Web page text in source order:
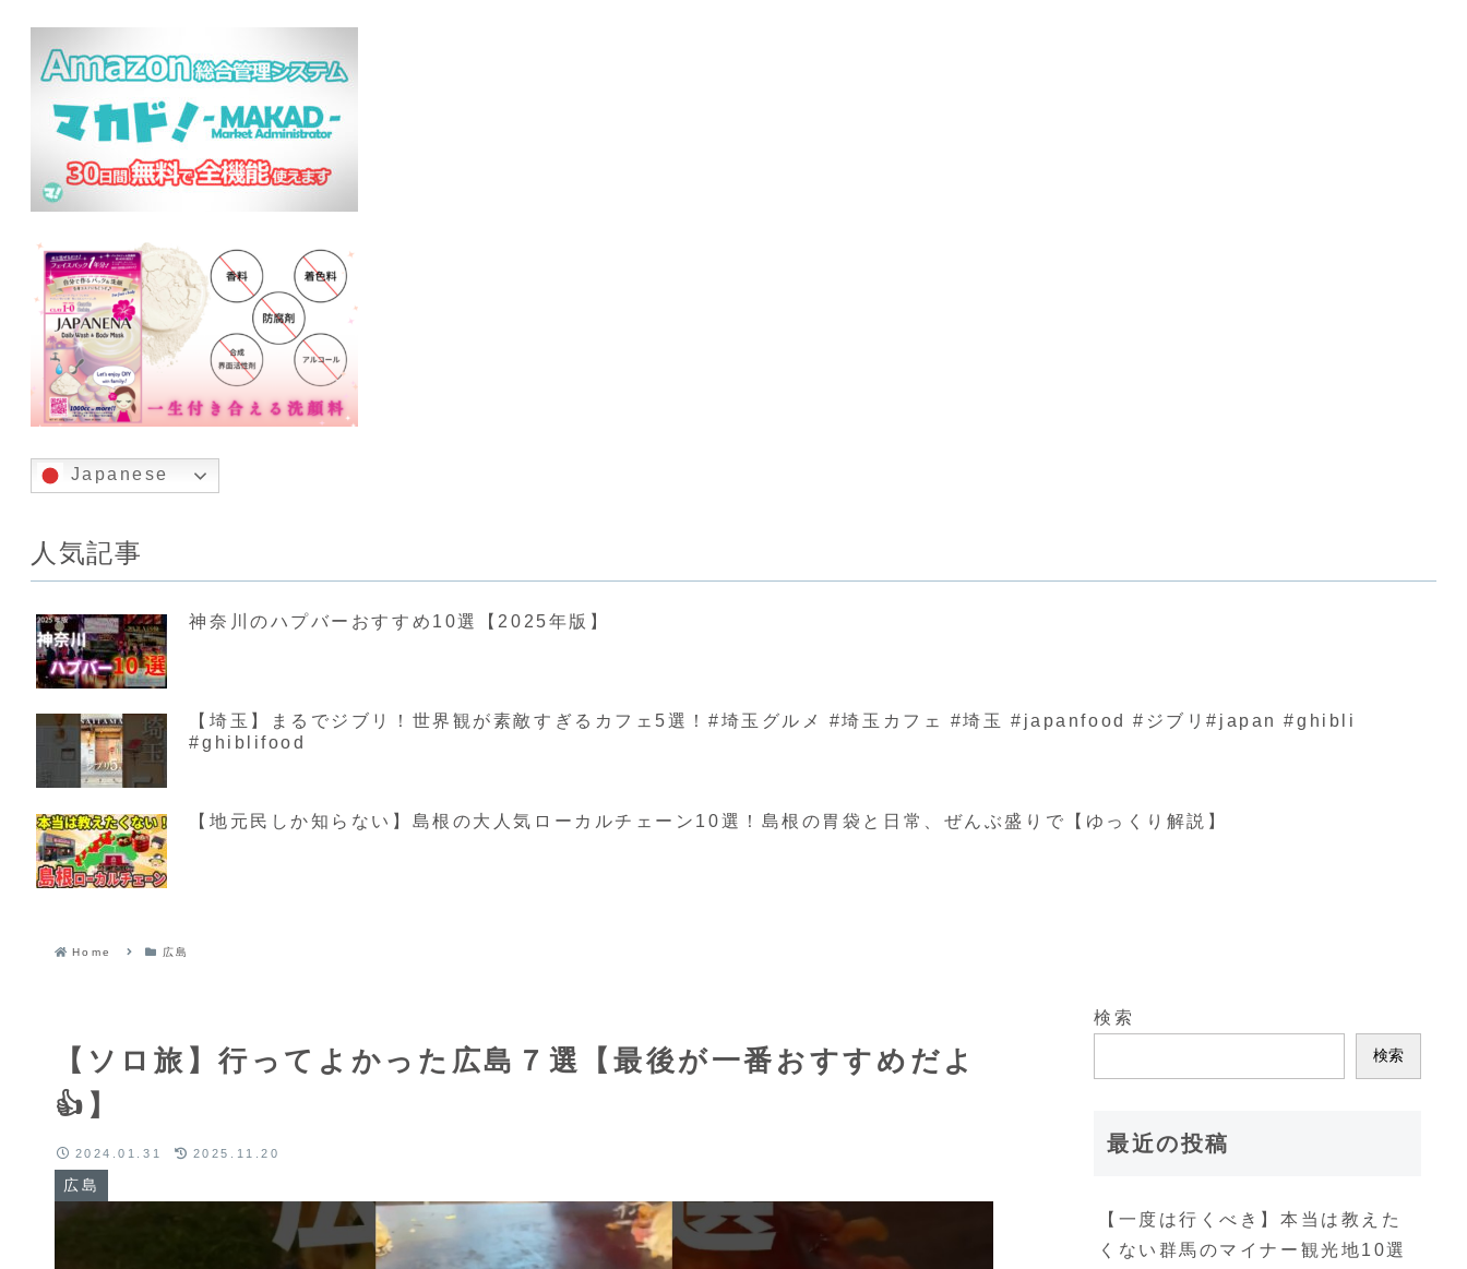
Japanese
人気記事
神奈川のハプバーおすすめ10選【2025年版】
【埼玉】まるでジブリ！世界観が素敵すぎるカフェ5選！#埼玉グルメ #埼玉カフェ #埼玉 #japanfood #ジブリ#japan #ghibli
#ghiblifood
【地元民しか知らない】島根の大人気ローカルチェーン10選！島根の胃袋と日常、ぜんぶ盛りで【ゆっくり解説】
Home 広島
【ソロ旅】行ってよかった広島７選【最後が一番おすすめだよ
👍】
広島
2024.01.31 2025.11.20
検索
検索
最近の投稿
【一度は行くべき】本当は教えた
くない群馬のマイナー観光地10選